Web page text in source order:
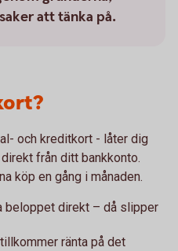
att tänka på.
och kreditkort - låter dig
från ditt bankkonto.
köp en gång i månaden.
beloppet direkt – då slipper
ränta på det